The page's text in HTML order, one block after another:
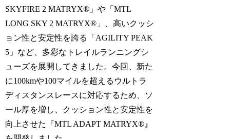
SKYFIRE 2 MATRYX®」や「MTL
LONG SKY 2 MATRYX®」、高いクッシ
ョン性と安定性を誇る「AGILITY PEAK
5」など、多彩なトレイルランニングシ
ューズを展開してきました。​今回、新た
に100kmや100マイルを超えるウルトラ
ディスタンスレースに対応するため、ソ
ール厚を増し、クッション性と安定性を
向上させた『MTL ADAPT MATRYX®』